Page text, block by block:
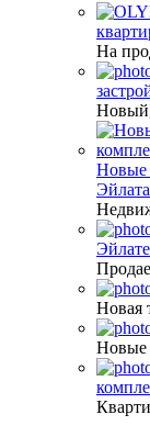
На
Новые
Эйлата
Эйлате
Новая
Новые